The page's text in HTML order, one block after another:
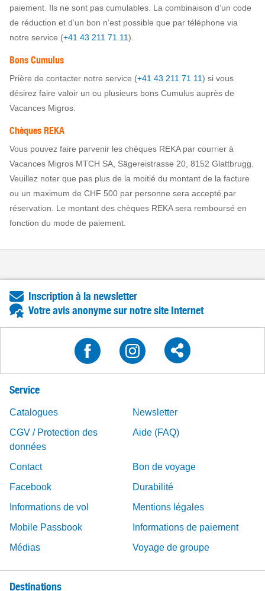
paiement. Ils ne sont pas cumulables. La combinaison d’un code
de réduction et d’un bon n’est possible que par téléphone via
notre service (+41 43 211 71 11).
Bons Cumulus
Prière de contacter notre service (+41 43 211 71 11) si vous
désirez faire valoir un ou plusieurs bons Cumulus auprès de
Vacances Migros.
Chèques REKA
Vous pouvez faire parvenir les chèques REKA par courrier à
Vacances Migros MTCH SA, Sägereistrasse 20, 8152 Glattbrugg.
Veuillez noter que pas plus de la moitié du montant de la facture
ou un maximum de CHF 500 par personne sera accepté par
réservation. Le montant des chèques REKA sera remboursé en
fonction du mode de paiement.
Inscription à la newsletter
Votre avis anonyme sur notre site Internet
Service
Catalogues
Newsletter
CGV / Protection des
données
Aide (FAQ)
Contact
Bon de voyage
Facebook
Durabilité
Informations de vol
Mentions légales
Mobile Passbook
Informations de paiement
Médias
Voyage de groupe
Destinations